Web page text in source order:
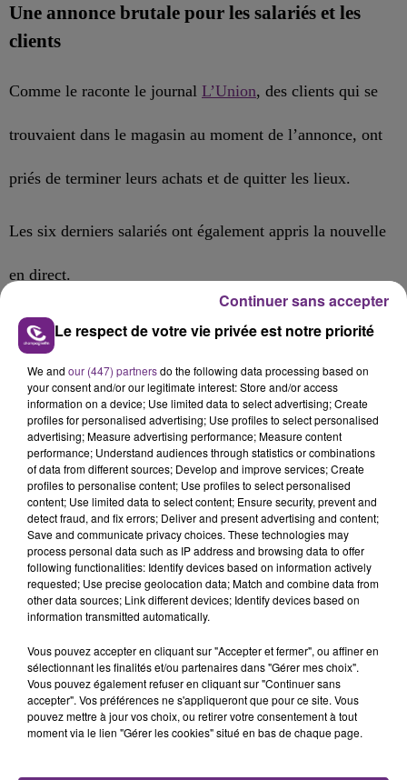
Une annonce brutale pour les salariés et les
clients
Comme le raconte le journal L’Union, des clients qui se
trouvaient dans le magasin au moment de l’annonce, ont
priés de terminer leurs achats et de quitter les lieux.
Les six derniers salariés ont également appris la nouvelle
en direct.
Ils seront licenciés pour motif économique.
FIL D'ACTU
11h06
Julien Fourel n'a plus donné signé de vie depuis 5
mois. Sa sœur poursuit ses recherches pour le
retrouver.
Le respect de votre vie privée est notre priorité
We and our (447) partnersdo the following data processing based on
your consent and/or our legitimate interest: Store and/or access
information on a device; Use limited data to select advertising; Create
profiles for personalised advertising; Use profiles to select personalised
advertising; Measure advertising performance; Measure content
performance; Understand audiences through statistics or combinations
of data from different sources; Develop and improve services; Create
profiles to personalise content; Use profiles to select personalised
content; Use limited data to select content; Ensure security, prevent and
detect fraud, and fix errors; Deliver and present advertising and content;
Save and communicate privacy choices. These technologies may
process personal data such as IP address and browsing data to offer
following functionalities: Identify devices based on information actively
requested; Use precise geolocation data; Match and combine data from
other data sources; Link different devices; Identify devices based on
information transmitted automatically.
Vous pouvez accepter en cliquant sur "Accepter et fermer", ou affiner en
sélectionnant les finalités et/ou partenaires dans "Gérer mes choix".
Vous pouvez également refuser en cliquant sur "Continuer sans
accepter". Vos préférences ne s'appliqueront que pour ce site. Vous
pouvez mettre à jour vos choix, ou retirer votre consentement à tout
moment via le lien "Gérer les cookies" situé en bas de chaque page.
Continuer sans accepter